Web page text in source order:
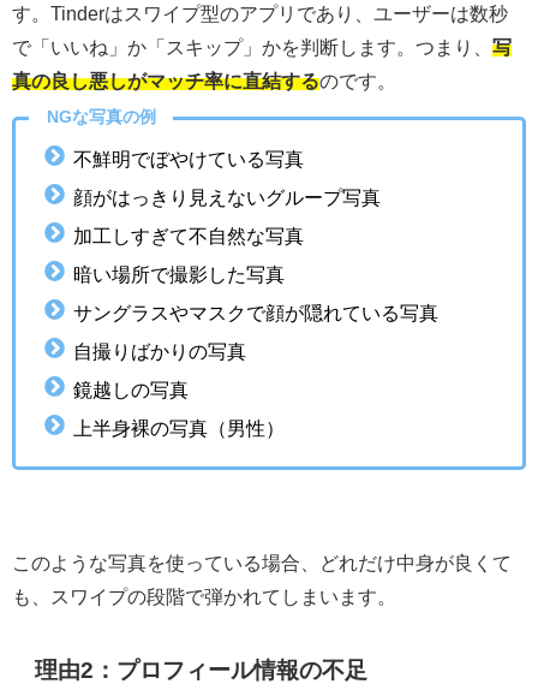
す。Tinderはスワイプ型のアプリであり、ユーザーは数秒
で「いいね」か「スキップ」かを判断します。つまり、 写
真の良し悪しがマッチ率に直結するのです。
NGな写真の例
不鮮明でぼやけている写真
顔がはっきり見えないグループ写真
加工しすぎて不自然な写真
暗い場所で撮影した写真
サングラスやマスクで顔が隠れている写真
自撮りばかりの写真
鏡越しの写真
上半身裸の写真（男性）
このような写真を使っている場合、どれだけ中身が良くて
も、スワイプの段階で弾かれてしまいます。
理由2：プロフィール情報の不足